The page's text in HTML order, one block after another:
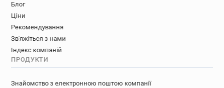
Блог
Ціни
Рекомендування
Зв'яжіться з нами
Індекс компаній
ПРОДУКТИ
Знайомство з електронною поштою компанії